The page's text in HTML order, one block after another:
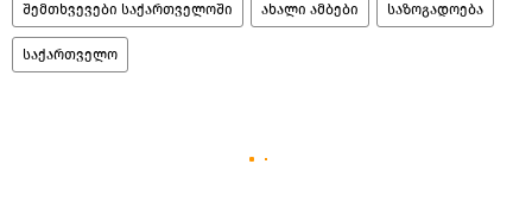
შემთხვევები საქართველოში ახალი ამბები საზოგადოება
საქართველო